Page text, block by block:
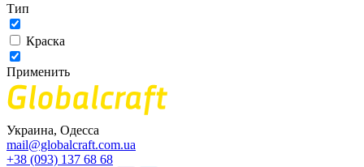
Тип
Краска
Применить
Украина, Одесса
mail@globalcraft.com.ua
+38 (093) 137 68 68